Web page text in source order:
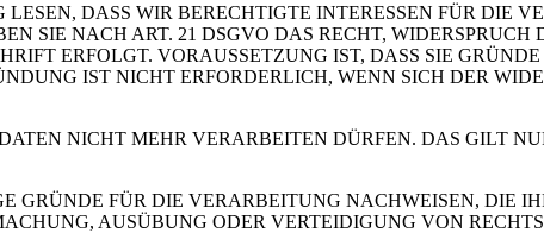
DASS WIR BERECHTIGTE INTERESSEN FÜR DIE
SIE NACH ART. 21 DSGVO DAS RECHT,
ERFOLGT. VORAUSSETZUNG IST, DASS SIE
IST NICHT ERFORDERLICH, WENN SICH DER
NICHT MEHR VERARBEITEN DÜRFEN. DAS GILT
GRÜNDE FÜR DIE VERARBEITUNG NACHWEISEN, DIE
AUSÜBUNG ODER VERTEIDIGUNG VON